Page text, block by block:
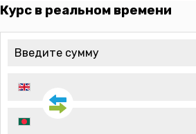
Курс в реальном времени